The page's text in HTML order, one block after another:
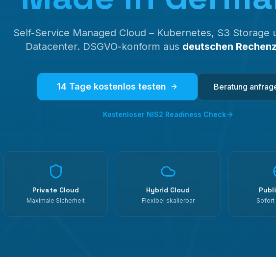
Self-Service Managed Cloud – Kubernetes, S3 Storage
Datacenter. DSGVO-konform aus deutschen
14 Tage kostenlos testen Beratung
Kostenloser NIS2 Readiness Check
Private Cloud
Maximale Sicherheit
Hybrid Cloud
Flexibel skalierbar Sofort